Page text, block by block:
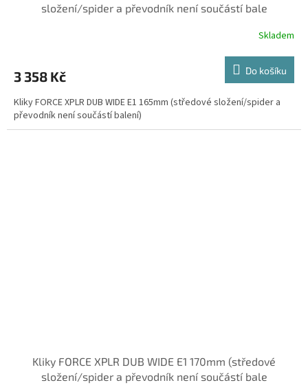
složení/spider a převodník není součástí bale
Skladem
3 358 Kč Do košíku
Kliky FORCE XPLR DUB WIDE E1 165mm (středové složení/spider a
převodník není součástí balení)
Kliky FORCE XPLR DUB WIDE E1 170mm (středové
složení/spider a převodník není součástí bale